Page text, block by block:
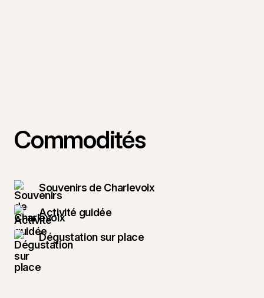
Commodités
Souvenirs de Charlevoix
Activité guidée
Dégustation sur place